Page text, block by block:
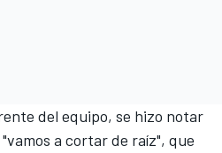
del equipo, se hizo notar
a cortar de raíz", que